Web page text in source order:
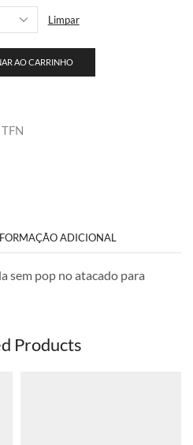
Limpar
AO CARRINHO
TFN
ADICIONAL
sem pop no atacado para
Products